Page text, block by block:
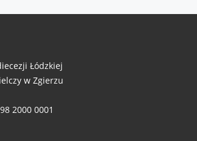
Łódzkiej
w Zgierzu
2000 0001